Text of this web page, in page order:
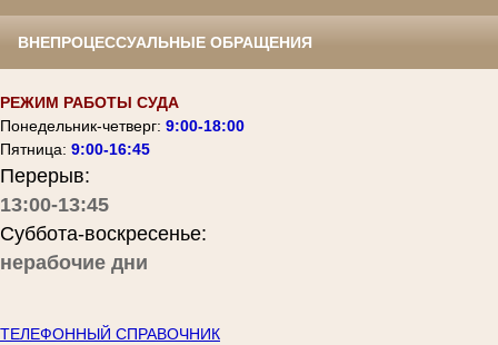
ВНЕПРОЦЕССУАЛЬНЫЕ ОБРАЩЕНИЯ
РЕЖИМ РАБОТЫ СУДА
Понедельник-четверг: 9:00-18:00
Пятница: 9:00-16:45
Перерыв:
13:00-13:45
Суббота-воскресенье:
нерабочие дни
ТЕЛЕФОННЫЙ СПРАВОЧНИК